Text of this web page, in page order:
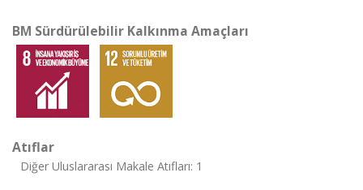
BM Sürdürülebilir Kalkınma Amaçları
Atıflar
Diğer Uluslararası Makale Atıfları: 1